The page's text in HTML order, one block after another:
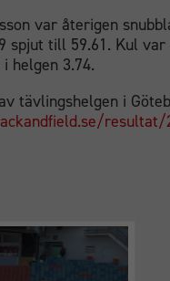
var återigen
spjut till 59.61. Kul
helgen 3.74.
tävlingshelgen i
resultat/